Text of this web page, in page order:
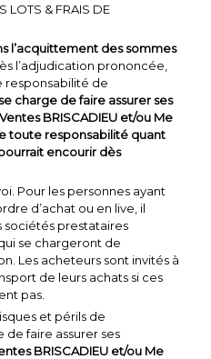
LOTS & FRAIS DE
l’acquittement des sommes
l’adjudication prononcée,
responsabilité de
charge de faire assurer ses
BRISCADIEU et/ou Me
toute responsabilité quant
encourir dès
Pour les personnes ayant
d’achat ou en live, il
prestataires
se chargeront de
Les acheteurs sont invités à
de leurs achats si ces
pas.
et périls de
de faire assurer ses
BRISCADIEU et/ou Me